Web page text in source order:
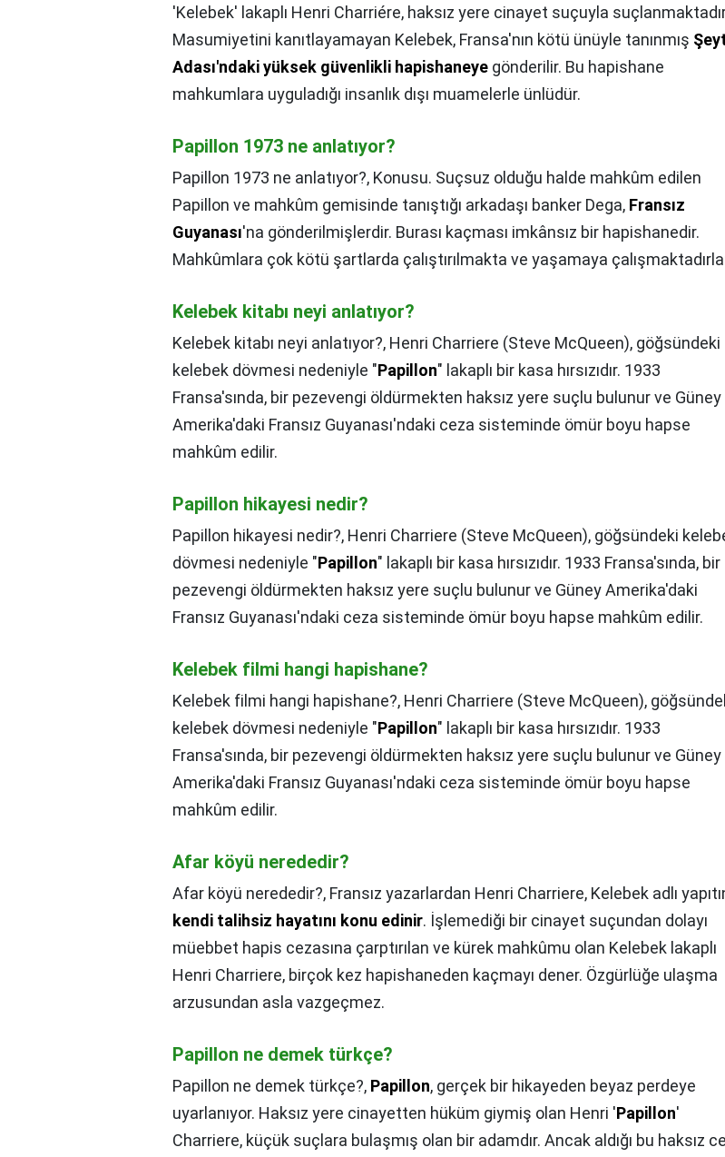
'Kelebek' lakaplı Henri Charriére, haksız yere cinayet suçuyla
Masumiyetini kanıtlayamayan Kelebek, Fransa'nın kötü ünüyle tanınmış
Adası'ndaki yüksek güvenlikli hapishaneye gönderilir. Bu hapishane
mahkumlara uyguladığı insanlık dışı muamelerle ünlüdür.
Papillon 1973 ne anlatıyor?
Papillon 1973 ne anlatıyor?, Konusu. Suçsuz olduğu halde mahkûm edilen
Papillon ve mahkûm gemisinde tanıştığı arkadaşı banker Dega, Fransız
Guyanası'na gönderilmişlerdir. Burası kaçması imkânsız bir hapishanedir.
Mahkûmlara çok kötü şartlarda çalıştırılmakta ve yaşamaya
Kelebek kitabı neyi anlatıyor?
Kelebek kitabı neyi anlatıyor?, Henri Charriere (Steve McQueen), göğsündeki
kelebek dövmesi nedeniyle "Papillon" lakaplı bir kasa hırsızıdır. 1933
Fransa'sında, bir pezevengi öldürmekten haksız yere suçlu bulunur ve Güney
Amerika'daki Fransız Guyanası'ndaki ceza sisteminde ömür boyu hapse
mahkûm edilir.
Papillon hikayesi nedir?
Papillon hikayesi nedir?, Henri Charriere (Steve McQueen), göğsündeki
dövmesi nedeniyle "Papillon" lakaplı bir kasa hırsızıdır. 1933 Fransa'sında, bir
pezevengi öldürmekten haksız yere suçlu bulunur ve Güney Amerika'daki
Fransız Guyanası'ndaki ceza sisteminde ömür boyu hapse mahkûm edilir.
Kelebek filmi hangi hapishane?
Kelebek filmi hangi hapishane?, Henri Charriere (Steve McQueen),
kelebek dövmesi nedeniyle "Papillon" lakaplı bir kasa hırsızıdır. 1933
Fransa'sında, bir pezevengi öldürmekten haksız yere suçlu bulunur ve Güney
Amerika'daki Fransız Guyanası'ndaki ceza sisteminde ömür boyu hapse
mahkûm edilir.
Afar köyü nerededir?
Afar köyü nerededir?, Fransız yazarlardan Henri Charriere, Kelebek adlı
kendi talihsiz hayatını konu edinir. İşlemediği bir cinayet suçundan dolayı
müebbet hapis cezasına çarptırılan ve kürek mahkûmu olan Kelebek lakaplı
Henri Charriere, birçok kez hapishaneden kaçmayı dener. Özgürlüğe ulaşma
arzusundan asla vazgeçmez.
Papillon ne demek türkçe?
Papillon ne demek türkçe?, Papillon, gerçek bir hikayeden beyaz perdeye
uyarlanıyor. Haksız yere cinayetten hüküm giymiş olan Henri 'Papillon'
Charriere, küçük suçlara bulaşmış olan bir adamdır. Ancak aldığı bu haksız